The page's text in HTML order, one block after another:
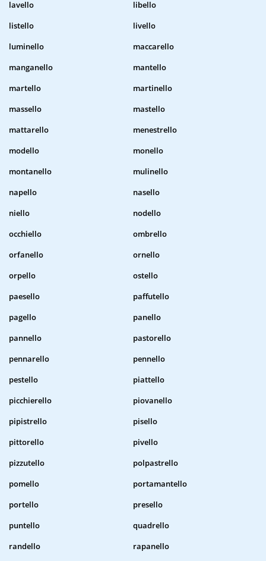
lavello
libello
listello
livello
luminello
maccarello
manganello
mantello
martello
martinello
massello
mastello
mattarello
menestrello
modello
monello
montanello
mulinello
napello
nasello
niello
nodello
occhiello
ombrello
orfanello
ornello
orpello
ostello
paesello
paffutello
pagello
panello
pannello
pastorello
pennarello
pennello
pestello
piattello
picchierello
piovanello
pipistrello
pisello
pittorello
pivello
pizzutello
polpastrello
pomello
portamantello
portello
presello
puntello
quadrello
randello
rapanello